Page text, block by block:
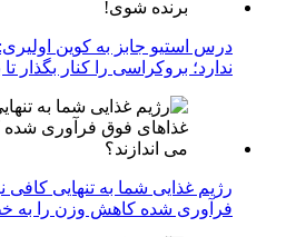
درس استیو جابز به کوین
ندارد؛ بروکراسی را کنار بگذار
رژیم غذایی شما به تنهایی
فرآوری شده کاهش وزن را به